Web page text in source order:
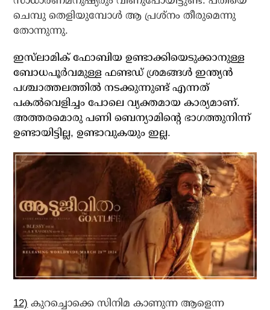
ചെമ്പു തെളിയുമ്പോള്‍ ആ പ്രശ്‌നം തീരുമെന്നു
തോന്നുന്നു.
ഇസ്‌ലാമിക് ഫോബിയ ഉണ്ടാക്കിയെടുക്കാനുള്ള
ബോധപൂര്‍വമുള്ള ഫണ്ടഡ് ശ്രമങ്ങള്‍ ഇന്ത്യന്‍
പശ്ചാത്തലത്തില്‍ നടക്കുന്നുണ്ട് എന്നത്
പകല്‍വെളിച്ചം പോലെ വ്യക്തമായ കാര്യമാണ്.
അത്തരമൊരു പണി ബെന്യാമിന്റെ ഭാഗത്തുനിന്ന്
ഉണ്ടായിട്ടില്ല, ഉണ്ടാവുകയും ഇല്ല.
12) കുറച്ചൊക്കെ സിനിമ കാണുന്ന ആളെന്ന